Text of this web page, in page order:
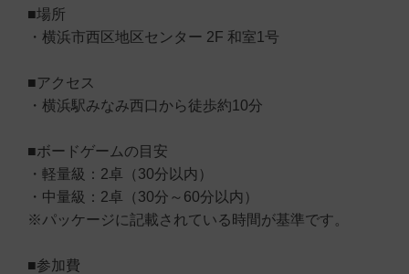
■場所
・横浜市西区地区センター 2F 和室1号
■アクセス
・横浜駅みなみ西口から徒歩約10分
■ボードゲームの目安
・軽量級：2卓（30分以内）
・中量級：2卓（30分～60分以内）
※パッケージに記載されている時間が基準です。
■参加費